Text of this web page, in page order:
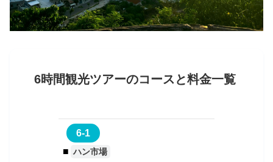
6時間観光ツアーのコースと料金一覧
6-1
■ ハン市場